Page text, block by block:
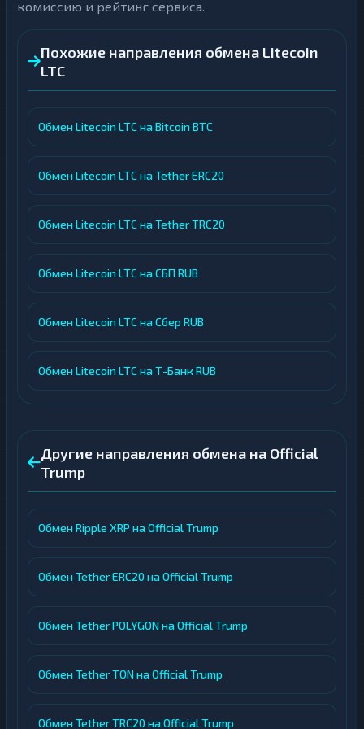
комиссию и рейтинг сервиса.
Похожие направления обмена Litecoin
LTC
Обмен Litecoin LTC на Bitcoin BTC
Обмен Litecoin LTC на Tether ERC20
Обмен Litecoin LTC на Tether TRC20
Обмен Litecoin LTC на СБП RUB
Обмен Litecoin LTC на Сбер RUB
Обмен Litecoin LTC на Т-Банк RUB
Другие направления обмена на Official
Trump
Обмен Ripple XRP на Official Trump
Обмен Tether ERC20 на Official Trump
Обмен Tether POLYGON на Official Trump
Обмен Tether TON на Official Trump
Обмен Tether TRC20 на Official Trump